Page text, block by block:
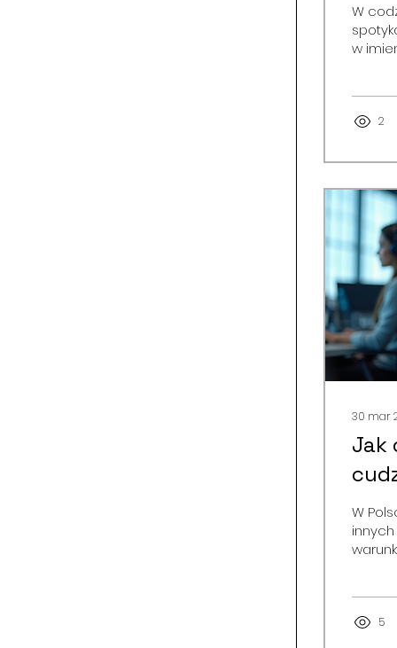
W
w
2
30 mar
Jak
w
W
5